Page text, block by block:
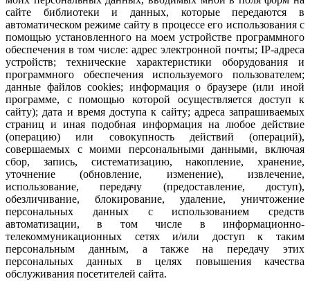
сайте библиотеки и данных, которые передаются в
автоматическом режиме сайту в процессе его использования с
помощью установленного на моем устройстве программного
обеспечения в том числе: адрес электронной почты; IP-адреса
устройств; технические характеристики оборудования и
программного обеспечения используемого пользователем;
данные файлов cookies; информация о браузере (или иной
программе, с помощью которой осуществляется доступ к
сайту); дата и время доступа к сайту; адреса запрашиваемых
страниц и иная подобная информация на любое действие
(операцию) или совокупность действий (операций),
совершаемых с моими персональными данными, включая
сбор, запись, систематизацию, накопление, хранение,
уточнение (обновление, изменение), извлечение,
использование, передачу (предоставление, доступ),
обезличивание, блокирование, удаление, уничтожение
персональных данных с использованием средств
автоматизации, в том числе в информационно-
телекоммуникационных сетях и/или доступ к таким
персональным данным, а также на передачу этих
персональных данных в целях повышения качества
обслуживания посетителей сайта.